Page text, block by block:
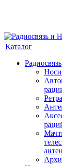
Каталог
Радиосвязь